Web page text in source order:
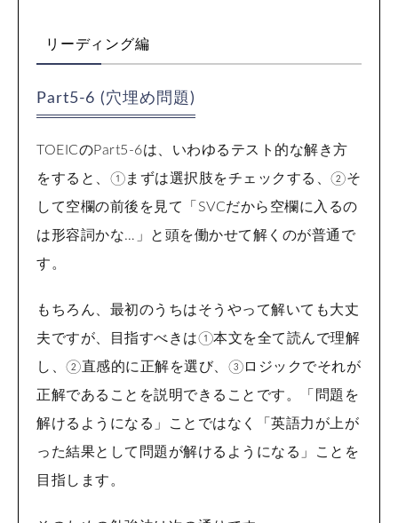
リーディング編
Part5-6 (穴埋め問題)
TOEICのPart5-6は、いわゆるテスト的な解き方
をすると、①まずは選択肢をチェックする、②そ
して空欄の前後を見て「SVCだから空欄に入るの
は形容詞かな…」と頭を働かせて解くのが普通で
す。
もちろん、最初のうちはそうやって解いても大丈
夫ですが、目指すべきは①本文を全て読んで理解
し、②直感的に正解を選び、③ロジックでそれが
正解であることを説明できることです。「問題を
解けるようになる」ことではなく「英語力が上が
った結果として問題が解けるようになる」ことを
目指します。